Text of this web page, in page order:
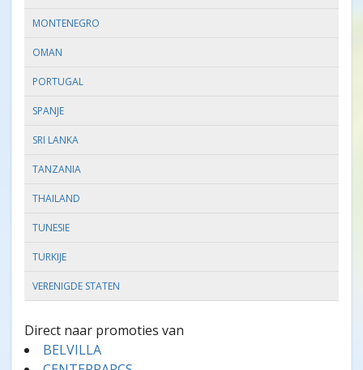
MONTENEGRO
OMAN
PORTUGAL
SPANJE
SRI LANKA
TANZANIA
THAILAND
TUNESIE
TURKIJE
VERENIGDE STATEN
Direct naar promoties van
BELVILLA